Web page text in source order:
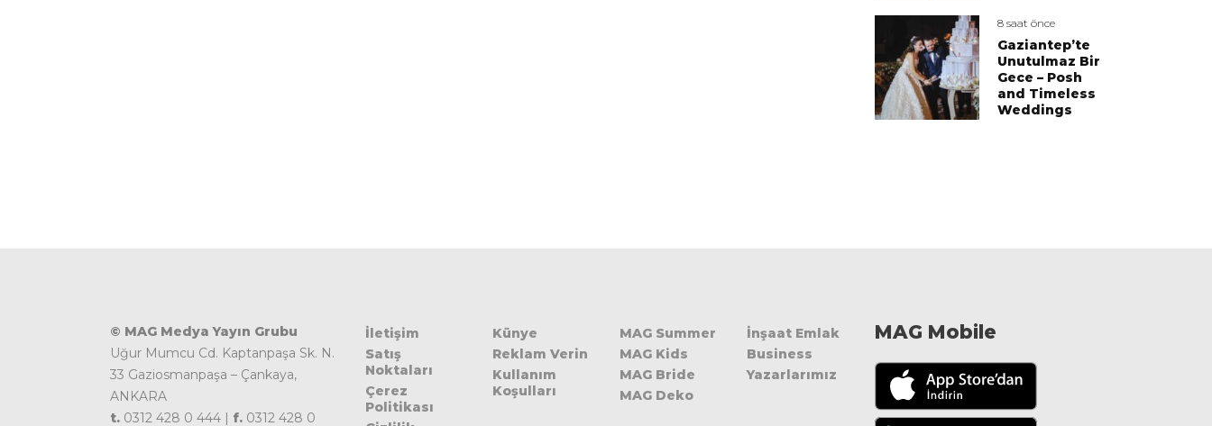
8 saat önce
Gaziantep’te
Unutulmaz Bir
Gece – Posh
and Timeless
Weddings
© MAG Medya Yayın Grubu
Uğur Mumcu Cd. Kaptanpaşa Sk. N.
33 Gaziosmanpaşa – Çankaya,
ANKARA
t. 0312 428 0 444 | f. 0312 428 0
İletişim
Satış
Noktaları
Çerez
Politikası
Künye
Reklam Verin
Kullanım
Koşulları
MAG Summer
MAG Kids
MAG Bride
MAG Deko
İnşaat Emlak
Business
Yazarlarımız
MAG Mobile